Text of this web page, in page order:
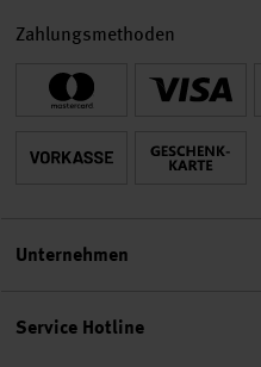
Service Hotline
Zahlungsmethoden
Unternehmen